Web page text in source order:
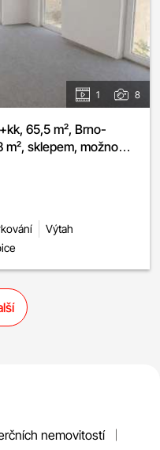
1 8
65,5 m², Brno-
m², sklepem, možnost
Výtah
nemovitostí